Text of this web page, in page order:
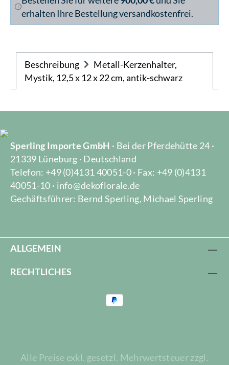
erhalten Ihre Bestellung versandkostenfrei.
Beschreibung
Metall-Kerzenhalter,
Mystik, 12,5 x 12 x 22 cm, antik-schwarz
Sperling Importe GmbH · Bei der Pferdehütte 24 ·
21339 Lüneburg · Deutschland
Telefon: +49 (0)4131 40051-0 · Fax: +49 (0)4131
40051-10 · info@dekoflorale.de
Gechäftsführer: Bernd Sperling, Michael Sperling
ALLGEMEIN
RECHTLICHES
Alle Preise exkl. gesetzl. Mehrwertsteuer zzgl.